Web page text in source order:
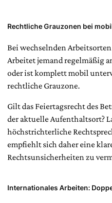
Rechtliche Grauzonen bei
Bei wechselnden
Arbeitet jemand regelmäßig
oder ist komplett mobil
rechtliche Grauzone.
Gilt das Feiertagsrecht des
der aktuelle Aufenthaltsort?
höchstrichterliche
empfiehlt sich daher eine
Rechtsunsicherheiten zu
Internationales Arbeiten: